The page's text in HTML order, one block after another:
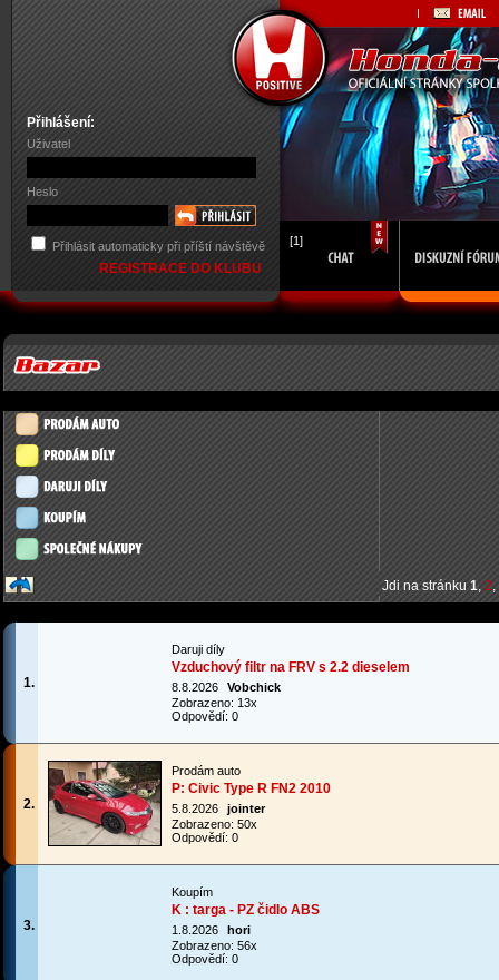
Přihlášení:
Uživatel
Heslo
Přihlásit automaticky při příští návštěvě
REGISTRACE DO KLUBU
[1]
Jdi na stránku 1, 2,
1.
Daruji díly
Vzduchový filtr na FRV s 2.2 dieselem
8.8.2026
Vobchick
Zobrazeno: 13x
Odpovědí: 0
2.
Prodám auto
P: Civic Type R FN2 2010
5.8.2026
jointer
Zobrazeno: 50x
Odpovědí: 0
3.
Koupím
K : targa - PZ čidlo ABS
1.8.2026
hori
Zobrazeno: 56x
Odpovědí: 0